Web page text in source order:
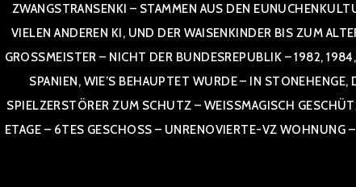
ZWANGSTRANSENKI – STAMMEN AUS DEN
VIELEN ANDEREN KI, UND DER WAISENKINDER BIS ZUM
OSSMEISTER – NICHT DER BUNDESREPUBLIK – 1982, 1984,
NIEN, WIE’S BEHAUPTET WURDE – IN STONEHENGE,
SPIELZERSTÖRER ZUM SCHUTZ – WEISSMAGISCH
TAGE – 6TES GESCHOSS – UNRENOVIERTE-VZ WOHNUNG –